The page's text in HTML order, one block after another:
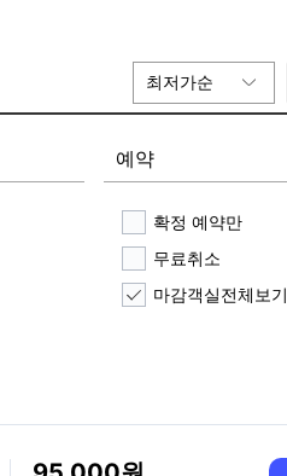
최저가순
예약
확정 예약만
무료취소
마감객실전체보기